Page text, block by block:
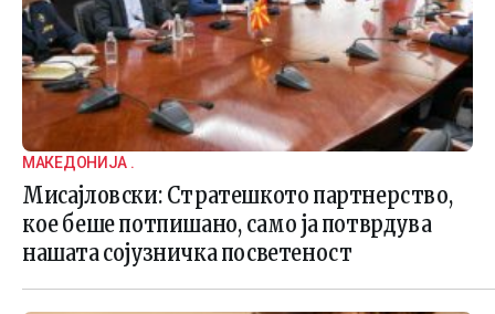
МАКЕДОНИЈА .
Мисајловски: Стратешкото партнерство,
кое беше потпишано, само ја потврдува
нашата сојузничка посветеност